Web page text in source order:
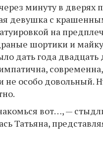
минуту в дверях
девушка с
на
шортики и
дать года двадцать
не особо довольный.
вот…, —
Татьяна,